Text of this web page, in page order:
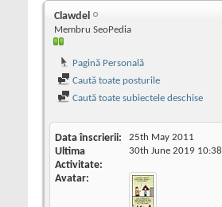
Clawdel
Membru SeoPedia
Pagină Personală
Caută toate posturile
Caută toate subiectele deschise
Data înscrierii 25th May 2011
Ultima
Activitate
30th June 2019 10:38
Avatar